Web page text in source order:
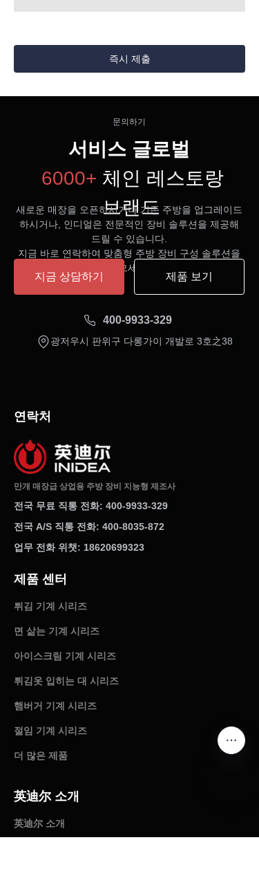
즉시 제출
문의하기
서비스 글로벌
체인 레스토랑
브랜드
새로운 매장을 오픈하시거나 기존 주방을 업그레이드
하시거나, 인디얼은 전문적인 장비 솔루션을 제공해
드릴 수 있습니다.
지금 바로 연락하여 맞춤형 주방 장비 구성 솔루션을
받으세요.
지금 상담하기 제품 보기
400-9933-329
광저우시 판위구 다롱가이 개발로 3호之38
6000+
연락처
만개 매장급 상업용 주방 장비 지능형 제조사
전국 무료 직통 전화: 400-9933-329
전국 A/S 직통 전화: 400-8035-872
업무 전화 위챗: 18620699323
제품 센터
튀김 기계 시리즈
면 삶는 기계 시리즈
아이스크림 기계 시리즈
튀김옷 입히는 대 시리즈
햄버거 기계 시리즈
절임 기계 시리즈
더 많은 제품
英迪尔 소개
英迪尔 소개